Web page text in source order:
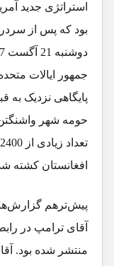
استراتژی جدید
بود که پس از
جمهور ایالات
پایگاهی نزدیک به
حومه شهر
افغانستان کشته
پیش‌ترهم
آقای ترامپ در
منتشر شده بود.